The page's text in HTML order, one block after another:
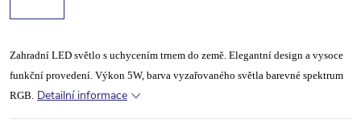
Zahradní LED světlo s uchycením trnem do země. Elegantní design a vysoce
funkční provedení. Výkon 5W, barva vyzařovaného světla barevné spektrum
RGB. Detailní informace